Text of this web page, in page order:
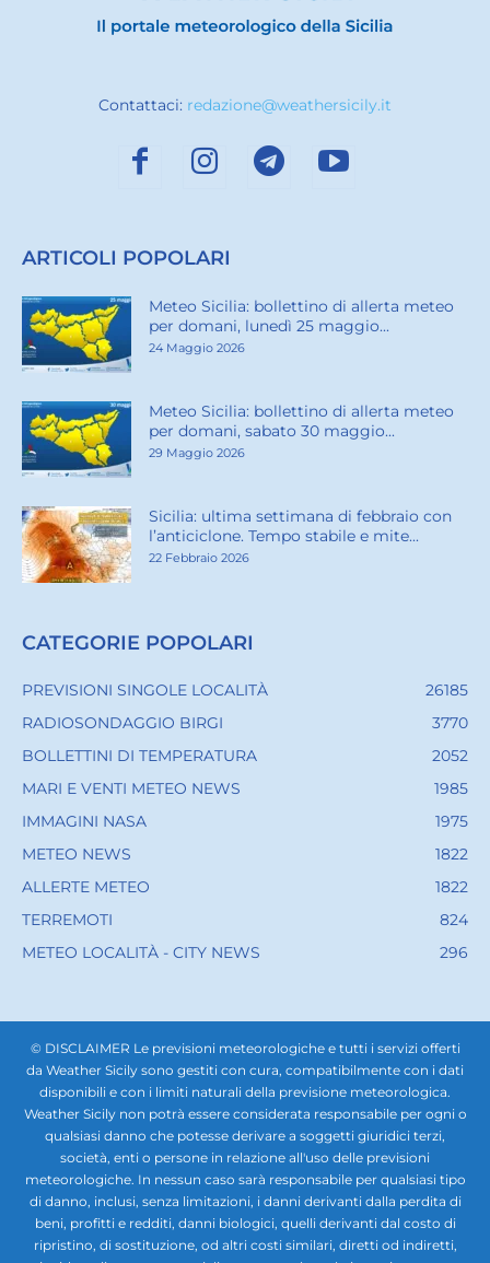
Contattaci: redazione@weathersicily.it
ARTICOLI POPOLARI
Meteo Sicilia: bollettino di allerta meteo
per domani, lunedì 25 maggio...
24 Maggio 2026
Meteo Sicilia: bollettino di allerta meteo
per domani, sabato 30 maggio...
29 Maggio 2026
Sicilia: ultima settimana di febbraio con
l’anticiclone. Tempo stabile e mite...
22 Febbraio 2026
CATEGORIE POPOLARI
PREVISIONI SINGOLE LOCALITÀ
26185
RADIOSONDAGGIO BIRGI
3770
BOLLETTINI DI TEMPERATURA
2052
MARI E VENTI METEO NEWS
1985
IMMAGINI NASA
1975
METEO NEWS
1822
ALLERTE METEO
1822
TERREMOTI
824
METEO LOCALITÀ - CITY NEWS
296
© DISCLAIMER Le previsioni meteorologiche e tutti i servizi offerti
da Weather Sicily sono gestiti con cura, compatibilmente con i dati
disponibili e con i limiti naturali della previsione meteorologica.
Weather Sicily non potrà essere considerata responsabile per ogni o
qualsiasi danno che potesse derivare a soggetti giuridici terzi,
società, enti o persone in relazione all'uso delle previsioni
meteorologiche. In nessun caso sarà responsabile per qualsiasi tipo
di danno, inclusi, senza limitazioni, i danni derivanti dalla perdita di
beni, profitti e redditi, danni biologici, quelli derivanti dal costo di
ripristino, di sostituzione, od altri costi similari, diretti od indiretti,